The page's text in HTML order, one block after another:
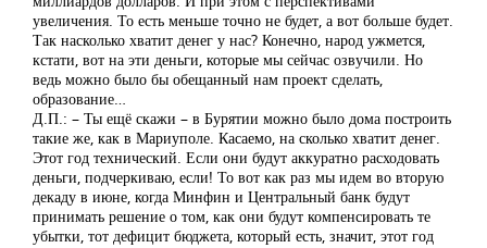
увеличения. То есть меньше точно не будет, а вот больше будет.
Так насколько хватит денег у нас? Конечно, народ ужмется,
кстати, вот на эти деньги, которые мы сейчас озвучили. Но
ведь можно было бы обещанный нам проект сделать,
образование…
Д.П.: – Ты ещё скажи – в Бурятии можно было дома построить
такие же, как в Мариуполе. Касаемо, на сколько хватит денег.
Этот год технический. Если они будут аккуратно расходовать
деньги, подчеркиваю, если! То вот как раз мы идем во вторую
декаду в июне, когда Минфин и Центральный банк будут
принимать решение о том, как они будут компенсировать те
убытки, тот дефицит бюджета, который есть, значит, этот год